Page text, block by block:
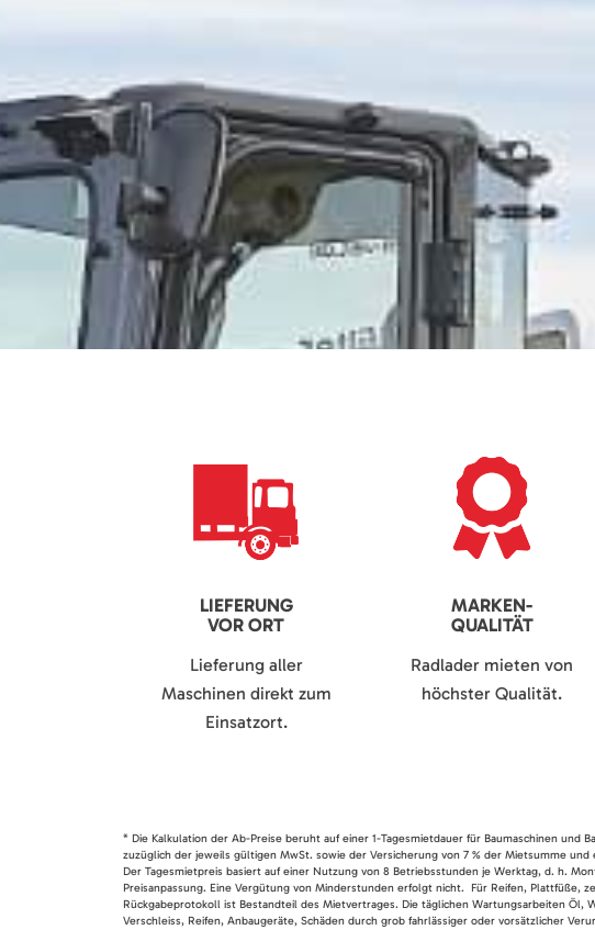
LIEFERUNG
VOR ORT
Lieferung aller
Maschinen direkt zum
Einsatzort.
MARKEN-
QUALITÄT
Radlader mieten von
höchster Qualität.
* Die Kalkulation der Ab-Preise beruht auf einer 1-Tagesmietdauer für Baumaschinen
zuzüglich der jeweils gültigen MwSt. sowie der Versicherung von 7 % der Mietsumme
Der Tagesmietpreis basiert auf einer Nutzung von 8 Betriebsstunden je Werktag, d. h.
Preisanpassung. Eine Vergütung von Minderstunden erfolgt nicht. Für Reifen, Plattfüße,
Rückgabeprotokoll ist Bestandteil des Mietvertrages. Die täglichen Wartungsarbeiten
Verschleiss, Reifen, Anbaugeräte, Schäden durch grob fahrlässiger oder vorsätzlicher